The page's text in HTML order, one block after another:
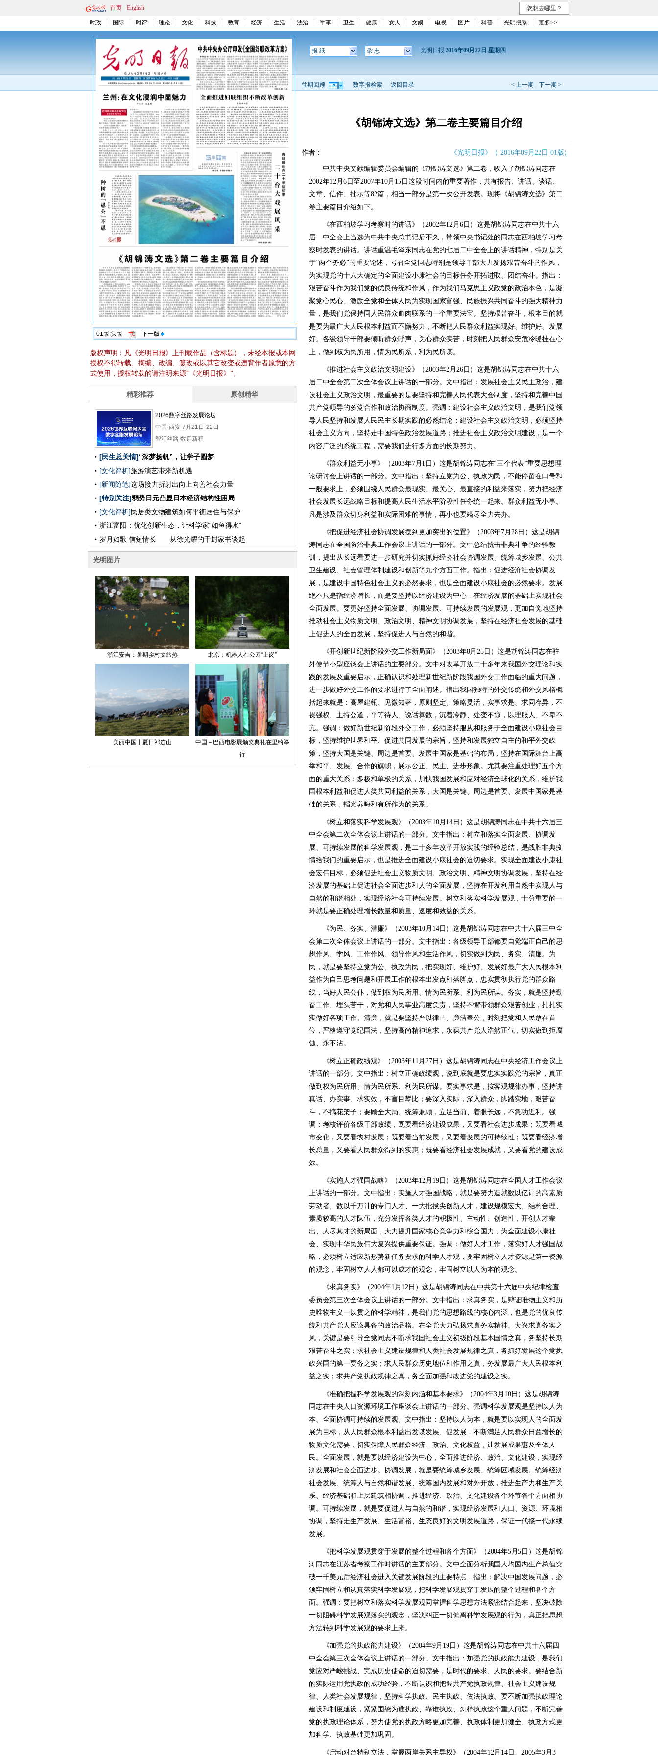
首页 English 您想去哪里？
时政 国际 时评 理论 文化 科技 教育 经济 生活 法治 军事 卫生 健康 女人 文娱 电视 图片 科普 光明报系 更多>>
01版:头版 下一版
版权声明：凡《光明日报》上刊载作品（含标题），未经本报或本网
授权不得转载、摘编、改编、篡改或以其它改变或违背作者原意的方
式使用，授权转载的请注明来源“《光明日报》”。
报 纸 杂 志 光明日报 2016年09月22日 星期四
< 上一期 下一期 >
往期回顾 数字报检索 返回目录
《胡锦涛文选》第二卷主要篇目介绍
作者： 《光明日报》（ 2016年09月22日 01版）
中共中央文献编辑委员会编辑的《胡锦涛文选》第二卷，收入了胡锦涛同志在
2002年12月6日至2007年10月15日这段时间内的重要著作，共有报告、讲话、谈话、
文章、信件、批示等82篇，相当一部分是第一次公开发表。现将《胡锦涛文选》第二
卷主要篇目介绍如下。
《在西柏坡学习考察时的讲话》（2002年12月6日）这是胡锦涛同志在中共十六
届一中全会上当选为中共中央总书记后不久，带领中央书记处的同志在西柏坡学习考
察时发表的讲话。讲话重温毛泽东同志在党的七届二中全会上的讲话精神，特别是关
于“两个务必”的重要论述，号召全党同志特别是领导干部大力发扬艰苦奋斗的作风，
为实现党的十六大确定的全面建设小康社会的目标任务开拓进取、团结奋斗。指出：
艰苦奋斗作为我们党的优良传统和作风，作为我们马克思主义政党的政治本色，是凝
聚党心民心、激励全党和全体人民为实现国家富强、民族振兴共同奋斗的强大精神力
量，是我们党保持同人民群众血肉联系的一个重要法宝。坚持艰苦奋斗，根本目的就
是要为最广大人民根本利益而不懈努力，不断把人民群众利益实现好、维护好、发展
好。各级领导干部要倾听群众呼声，关心群众疾苦，时刻把人民群众安危冷暖挂在心
上，做到权为民所用，情为民所系，利为民所谋。
《推进社会主义政治文明建设》（2003年2月26日）这是胡锦涛同志在中共十六
届二中全会第二次全体会议上讲话的一部分。文中指出：发展社会主义民主政治，建
设社会主义政治文明，最重要的是要坚持和完善人民代表大会制度，坚持和完善中国
共产党领导的多党合作和政治协商制度。强调：建设社会主义政治文明，是我们党领
导人民坚持和发展人民民主长期实践的必然结论；建设社会主义政治文明，必须坚持
社会主义方向，坚持走中国特色政治发展道路；推进社会主义政治文明建设，是一个
内容广泛的系统工程，需要我们进行多方面的长期努力。
《群众利益无小事》（2003年7月1日）这是胡锦涛同志在“三个代表”重要思想理
论研讨会上讲话的一部分。文中指出：坚持立党为公、执政为民，不能停留在口号和
一般要求上，必须围绕人民群众最现实、最关心、最直接的利益来落实，努力把经济
社会发展长远战略目标和提高人民生活水平阶段性任务统一起来。群众利益无小事。
凡是涉及群众切身利益和实际困难的事情，再小也要竭尽全力去办。
《把促进经济社会协调发展摆到更加突出的位置》（2003年7月28日）这是胡锦
涛同志在全国防治非典工作会议上讲话的一部分。文中总结抗击非典斗争的经验教
训，提出从长远看要进一步研究并切实抓好经济社会协调发展、统筹城乡发展、公共
卫生建设、社会管理体制建设和创新等九个方面工作。指出：促进经济社会协调发
展，是建设中国特色社会主义的必然要求，也是全面建设小康社会的必然要求。发展
绝不只是指经济增长，而是要坚持以经济建设为中心，在经济发展的基础上实现社会
全面发展。要更好坚持全面发展、协调发展、可持续发展的发展观，更加自觉地坚持
推动社会主义物质文明、政治文明、精神文明协调发展，坚持在经济社会发展的基础
上促进人的全面发展，坚持促进人与自然的和谐。
《开创新世纪新阶段外交工作新局面》（2003年8月25日）这是胡锦涛同志在驻
外使节小型座谈会上讲话的主要部分。文中对改革开放二十多年来我国外交理论和实
践的发展及重要启示，正确认识和处理新世纪新阶段我国外交工作面临的重大问题，
进一步做好外交工作的要求进行了全面阐述。指出我国独特的外交传统和外交风格概
括起来就是：高屋建瓴、见微知著，原则坚定、策略灵活，实事求是、求同存异，不
畏强权、主持公道，平等待人、说话算数，沉着冷静、处变不惊，以理服人、不卑不
亢。强调：做好新世纪新阶段外交工作，必须坚持服从和服务于全面建设小康社会目
标，坚持维护世界和平、促进共同发展的宗旨，坚持和发展独立自主的和平外交政
策，坚持大国是关键、周边是首要、发展中国家是基础的布局，坚持在国际舞台上高
举和平、发展、合作的旗帜，展示公正、民主、进步形象。尤其要注重处理好五个方
面的重大关系：多极和单极的关系，加快我国发展和应对经济全球化的关系，维护我
国根本利益和促进人类共同利益的关系，大国是关键、周边是首要、发展中国家是基
础的关系，韬光养晦和有所作为的关系。
《树立和落实科学发展观》（2003年10月14日）这是胡锦涛同志在中共十六届三
中全会第二次全体会议上讲话的一部分。文中指出：树立和落实全面发展、协调发
展、可持续发展的科学发展观，是二十多年改革开放实践的经验总结，是战胜非典疫
情给我们的重要启示，也是推进全面建设小康社会的迫切要求。实现全面建设小康社
会宏伟目标，必须促进社会主义物质文明、政治文明、精神文明协调发展，坚持在经
济发展的基础上促进社会全面进步和人的全面发展，坚持在开发利用自然中实现人与
自然的和谐相处，实现经济社会可持续发展。树立和落实科学发展观，十分重要的一
环就是要正确处理增长数量和质量、速度和效益的关系。
《为民、务实、清廉》（2003年10月14日）这是胡锦涛同志在中共十六届三中全
会第二次全体会议上讲话的一部分。文中指出：各级领导干部都要自觉端正自己的思
想作风、学风、工作作风、领导作风和生活作风，切实做到为民、务实、清廉。为
民，就是要坚持立党为公、执政为民，把实现好、维护好、发展好最广大人民根本利
益作为自己思考问题和开展工作的根本出发点和落脚点，忠实贯彻执行党的群众路
线，当好人民公仆，做到权为民所用、情为民所系、利为民所谋。务实，就是坚持勤
奋工作、埋头苦干，对党和人民事业高度负责，坚持不懈带领群众艰苦创业，扎扎实
实做好各项工作。清廉，就是要坚持严以律己、廉洁奉公，时刻把党和人民放在首
位，严格遵守党纪国法，坚持高尚精神追求，永葆共产党人浩然正气，切实做到拒腐
蚀、永不沾。
《树立正确政绩观》（2003年11月27日）这是胡锦涛同志在中央经济工作会议上
讲话的一部分。文中指出：树立正确政绩观，说到底就是要忠实实践党的宗旨，真正
做到权为民所用、情为民所系、利为民所谋。要实事求是，按客观规律办事，坚持讲
真话、办实事、求实效，不盲目攀比；要深入实际，深入群众，脚踏实地，艰苦奋
斗，不搞花架子；要顾全大局、统筹兼顾，立足当前、着眼长远，不急功近利。强
调：考核评价各级干部政绩，既要看经济建设成果，又要看社会进步成果；既要看城
市变化，又要看农村发展；既要看当前发展，又要看发展的可持续性；既要看经济增
长总量，又要看人民群众得到的实惠；既要看经济社会发展成就，又要看党的建设成
效。
《实施人才强国战略》（2003年12月19日）这是胡锦涛同志在全国人才工作会议
上讲话的一部分。文中指出：实施人才强国战略，就是要努力造就数以亿计的高素质
劳动者、数以千万计的专门人才、一大批拔尖创新人才，建设规模宏大、结构合理、
素质较高的人才队伍，充分发挥各类人才的积极性、主动性、创造性，开创人才辈
出、人尽其才的新局面，大力提升国家核心竞争力和综合国力，为全面建设小康社
会、实现中华民族伟大复兴提供重要保证。强调：做好人才工作，落实好人才强国战
略，必须树立适应新形势新任务要求的科学人才观，要牢固树立人才资源是第一资源
的观念，牢固树立人人都可以成才的观念，牢固树立以人为本的观念。
《求真务实》（2004年1月12日）这是胡锦涛同志在中共第十六届中央纪律检查
委员会第三次全体会议上讲话的一部分。文中指出：求真务实，是辩证唯物主义和历
史唯物主义一以贯之的科学精神，是我们党的思想路线的核心内涵，也是党的优良传
统和共产党人应该具备的政治品格。在全党大力弘扬求真务实精神、大兴求真务实之
风，关键是要引导全党同志不断求我国社会主义初级阶段基本国情之真，务坚持长期
艰苦奋斗之实；求社会主义建设规律和人类社会发展规律之真，务抓好发展这个党执
政兴国的第一要务之实；求人民群众历史地位和作用之真，务发展最广大人民根本利
益之实；求共产党执政规律之真，务全面加强和改进党的建设之实。
《准确把握科学发展观的深刻内涵和基本要求》（2004年3月10日）这是胡锦涛
同志在中央人口资源环境工作座谈会上讲话的一部分。强调科学发展观是坚持以人为
本、全面协调可持续的发展观。文中指出：坚持以人为本，就是要以实现人的全面发
展为目标，从人民群众根本利益出发谋发展、促发展，不断满足人民群众日益增长的
物质文化需要，切实保障人民群众经济、政治、文化权益，让发展成果惠及全体人
民。全面发展，就是要以经济建设为中心，全面推进经济、政治、文化建设，实现经
济发展和社会全面进步。协调发展，就是要统筹城乡发展、统筹区域发展、统筹经济
社会发展、统筹人与自然和谐发展、统筹国内发展和对外开放，推进生产力和生产关
系、经济基础和上层建筑相协调，推进经济、政治、文化建设各个环节各个方面相协
调。可持续发展，就是要促进人与自然的和谐，实现经济发展和人口、资源、环境相
协调，坚持走生产发展、生活富裕、生态良好的文明发展道路，保证一代接一代永续
发展。
《把科学发展观贯穿于发展的整个过程和各个方面》（2004年5月5日）这是胡锦
涛同志在江苏省考察工作时讲话的主要部分。文中全面分析我国人均国内生产总值突
破一千美元后经济社会进入关键发展阶段的主要特点，指出：解决中国发展问题，必
须牢固树立和认真落实科学发展观，把科学发展观贯穿于发展的整个过程和各个方
面。强调：要把树立和落实科学发展观同掌握科学思想方法紧密结合起来，坚决破除
一切阻碍科学发展观落实的观念，坚决纠正一切偏离科学发展观的行为，真正把思想
方法转到科学发展观的要求上来。
《加强党的执政能力建设》（2004年9月19日）这是胡锦涛同志在中共十六届四
中全会第三次全体会议上讲话的一部分。文中指出：加强党的执政能力建设，是我们
党应对严峻挑战、完成历史使命的迫切需要，是时代的要求、人民的要求。要结合新
的实际运用党执政的成功经验，不断认识和把握共产党执政规律、社会主义建设规
律、人类社会发展规律，坚持科学执政、民主执政、依法执政。要不断加强执政理论
建设和制度建设，紧紧围绕为谁执政、靠谁执政、怎样执政这个重大问题，不断完善
党的执政理论体系，努力使党的执政方略更加完善、执政体制更加健全、执政方式更
加科学、执政基础更加巩固。
《启动对台特别立法，掌握两岸关系主导权》（2004年12月14日、2005年3月3